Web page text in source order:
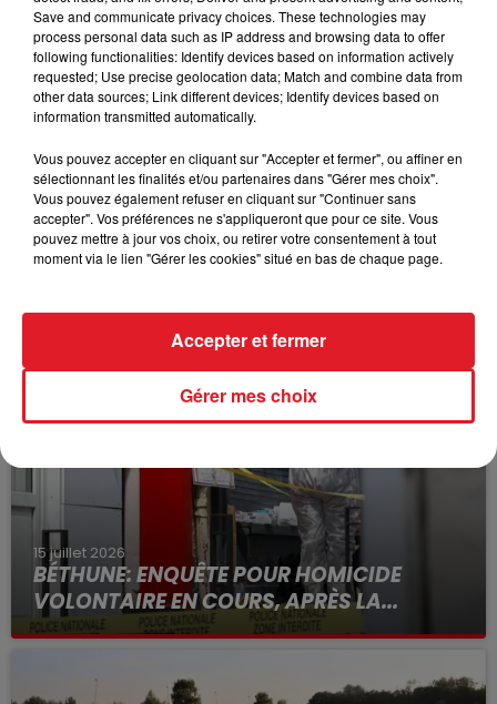
FIL D'ACTUS
15 juillet 2026
BÉTHUNE: ENQUÊTE POUR HOMICIDE
VOLONTAIRE EN COURS, APRÈS LA...
Selon les premiers éléments, le logement servait
Save and communicate privacy choices. These technologies may
process personal data such as IP address and browsing data to offer
following functionalities: Identify devices based on information actively
requested; Use precise geolocation data; Match and combine data from
other data sources; Link different devices; Identify devices based on
information transmitted automatically.
Vous pouvez accepter en cliquant sur "Accepter et fermer", ou affiner en
sélectionnant les finalités et/ou partenaires dans "Gérer mes choix".
Vous pouvez également refuser en cliquant sur "Continuer sans
accepter". Vos préférences ne s'appliqueront que pour ce site. Vous
pouvez mettre à jour vos choix, ou retirer votre consentement à tout
moment via le lien "Gérer les cookies" situé en bas de chaque page.
Gérer mes choix
Accepter et fermer